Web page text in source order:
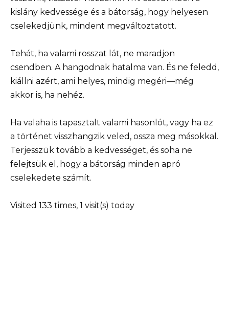
kislány kedvessége és a bátorság, hogy helyesen
cselekedjünk, mindent megváltoztatott.
Tehát, ha valami rosszat lát, ne maradjon
csendben. A hangodnak hatalma van. És ne feledd,
kiállni azért, ami helyes, mindig megéri—még
akkor is, ha nehéz.
Ha valaha is tapasztalt valami hasonlót, vagy ha ez
a történet visszhangzik veled, ossza meg másokkal.
Terjesszük tovább a kedvességet, és soha ne
felejtsük el, hogy a bátorság minden apró
cselekedete számít.
Visited 133 times, 1 visit(s) today